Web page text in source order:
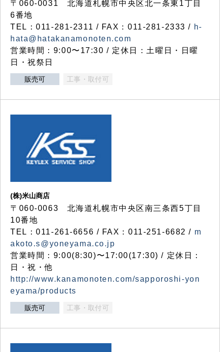
〒060-0031 北海道札幌市中央区北一条東1丁目
6番地
TEL：011-281-2311 / FAX：011-281-2333 / h-
hata@hatakanamonoten.com
営業時間：9:00〜17:30 / 定休日：土曜日・日曜
日・祝祭日
販売可 工事・取付可
(株)米山商店
〒060-0063 北海道札幌市中央区南三条西5丁目
10番地
TEL：011-261-6656 / FAX：011-251-6682 / m
akoto.s@yoneyama.co.jp
営業時間：9:00(8:30)〜17:00(17:30) / 定休日：
日・祝・他
http://www.kanamonoten.com/sapporoshi-yon
eyama/products
販売可 工事・取付可